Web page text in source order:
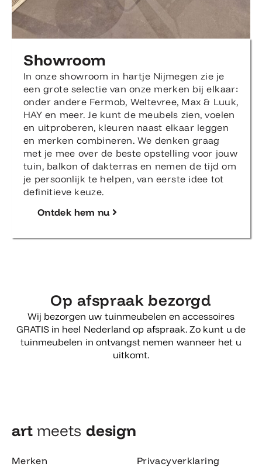
Showroom
In onze showroom in hartje Nijmegen zie je
een grote selectie van onze merken bij elkaar:
onder andere Fermob, Weltevree, Max & Luuk,
HAY en meer. Je kunt de meubels zien, voelen
en uitproberen, kleuren naast elkaar leggen
en merken combineren. We denken graag
met je mee over de beste opstelling voor jouw
tuin, balkon of dakterras en nemen de tijd om
je persoonlijk te helpen, van eerste idee tot
definitieve keuze.
Ontdek hem nu
Op afspraak bezorgd
Wij bezorgen uw tuinmeubelen en accessoires
GRATIS in heel Nederland op afspraak. Zo kunt u de
tuinmeubelen in ontvangst nemen wanneer het u
uitkomt.
art meets design​
Merken Privacyverklaring